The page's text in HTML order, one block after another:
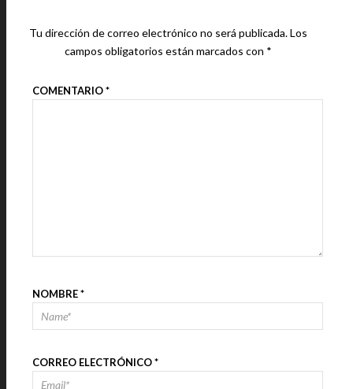
Tu dirección de correo electrónico no será publicada.Los
campos obligatorios están marcados con *
COMENTARIO*
NOMBRE*
CORREO ELECTRÓNICO*